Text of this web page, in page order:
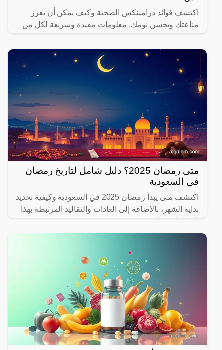
اكتشف فوائد درامينكس الصحية وكيف يمكن أن يعزز
مناعتك ويحسن نومك. معلومات مفيدة وسريعة لكل من
متى رمضان 2025؟ دليل شامل لتاريخ رمضان
في السعودية
اكتشف متى يبدأ رمضان 2025 في السعودية وكيفية تحديد
بداية الشهر، بالإضافة إلى العادات والتقاليد المرتبطة بهذا